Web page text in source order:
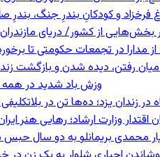
فرخزاد و کودکانِ بندرِ جنگ، بندرِ
بخش‌هایی از کشور/ دریای
مدارا در تجمعات حکومتی تا
میان رفتن، دیده شدن و بازگشت
وزش باد شدید در
در زندان یزد؛ ده‌ها تن در
اقتدار وزارت ارشاد؛ رهایی هنر
محمدی بریمانلو به دو سال